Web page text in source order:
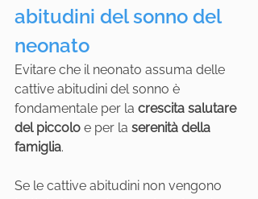
abitudini del sonno del
neonato
Evitare che il neonato assuma delle
cattive abitudini del sonno è
fondamentale per la crescita salutare
del piccolo e per la serenità della
famiglia.
Se le cattive abitudini non vengono